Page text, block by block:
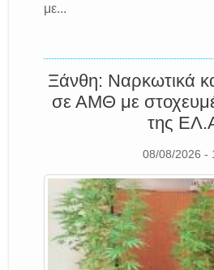
με...
Ξάνθη: Ναρκωτικά
σε ΑΜΘ με
της
08/08/2026 -